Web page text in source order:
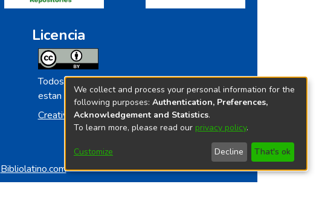
Licencia
Todos los contenidos de repositorio.ins.gob.pe
estan licenciados bajo
Creative Commoms License
Bibliolatino.com
We collect and process your personal information for the
following purposes: Authentication, Preferences,
Acknowledgement and Statistics.
To learn more, please read our privacy policy.
Customize Decline That's ok